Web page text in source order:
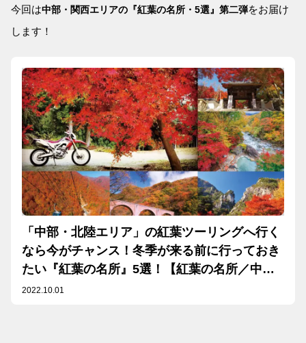
今回は中部・関西エリアの『紅葉の名所・5選』第二弾をお届け
します！
「中部・北陸エリア」の紅葉ツーリングへ行く
なら今がチャンス！冬季が来る前に行っておき
たい『紅葉の名所』5選！【紅葉の名所／中
部・北陸 編①】
2022.10.01